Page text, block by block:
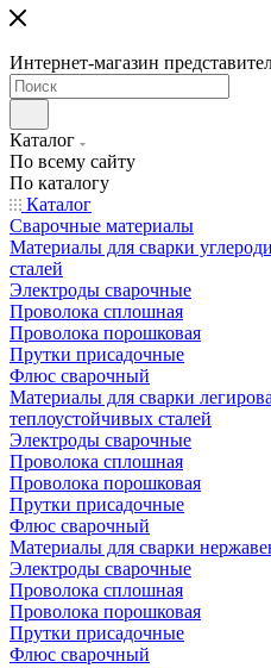
Интернет-магазин
Каталог
По всему сайту
По каталогу
Каталог
Сварочные материалы
Материалы для сварки
сталей
Электроды сварочные
Проволока сплошная
Проволока порошковая
Прутки присадочные
Флюс сварочный
Материалы для сварки
теплоустойчивых сталей
Электроды сварочные
Проволока сплошная
Проволока порошковая
Прутки присадочные
Флюс сварочный
Материалы для сварки
Электроды сварочные
Проволока сплошная
Проволока порошковая
Прутки присадочные
Флюс сварочный